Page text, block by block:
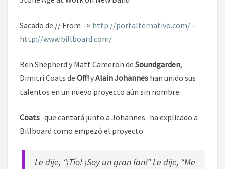
Sacado de // From –> http://portalternativo.com/–
http://www.billboard.com/
Ben Shepherd y Matt Cameron de Soundgarden,
Dimitri Coats de Off!yAlain Johannes han unido sus
talentos en un nuevo proyecto aún sin nombre.
Coats -que cantará junto a Johannes- ha explicado a
Billboard como empezó el proyecto.
Le dije, “¡Tío! ¡Soy un gran fan!” Le dije, “Me